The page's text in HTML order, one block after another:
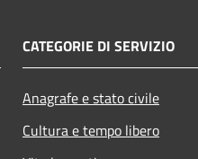
CATEGORIE DI SERVIZIO
Anagrafe e stato civile
Cultura e tempo libero